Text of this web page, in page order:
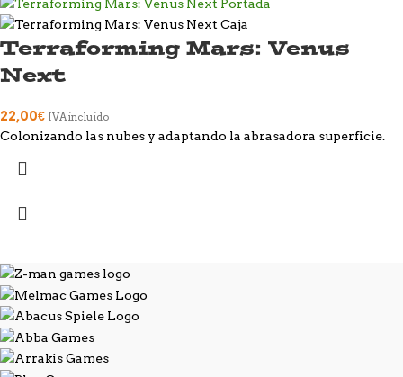
Terraforming Mars: Venus
Next
22,00€ IVA incluido
Colonizando las nubes y adaptando la abrasadora superficie.